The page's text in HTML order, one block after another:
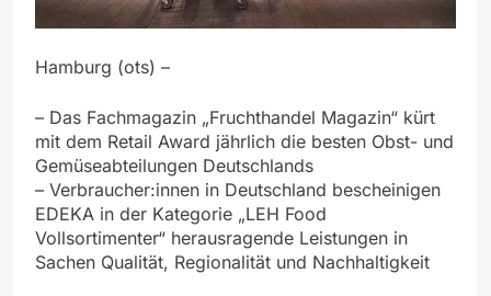
Hamburg (ots) –
– Das Fachmagazin „Fruchthandel Magazin“ kürt
mit dem Retail Award jährlich die besten Obst- und
Gemüseabteilungen Deutschlands
– Verbraucher:innen in Deutschland bescheinigen
EDEKA in der Kategorie „LEH Food
Vollsortimenter“ herausragende Leistungen in
Sachen Qualität, Regionalität und Nachhaltigkeit